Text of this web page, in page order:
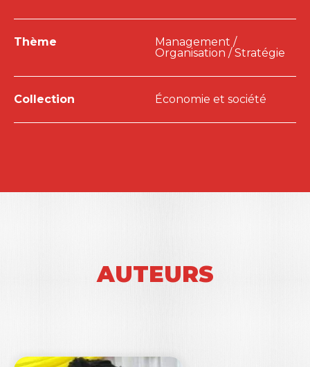
Thème
Management /
Organisation / Stratégie
Collection Économie et société
AUTEURS